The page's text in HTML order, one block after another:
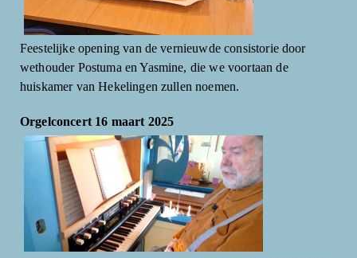
Feestelijke opening van de vernieuwde consistorie door
wethouder Postuma en Yasmine, die we voortaan de
huiskamer van Hekelingen zullen noemen.
Orgelconcert 16 maart 2025